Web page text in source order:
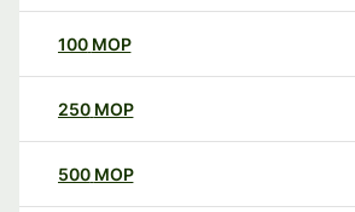
100 MOP
250 MOP
500 MOP